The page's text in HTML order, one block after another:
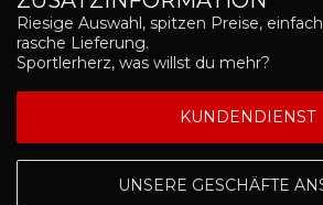
Riesige Auswahl, spitzen Preise,
rasche Lieferung.
Sportlerherz, was willst du mehr?
KUNDENDIENST
UNSERE GESCHÄFTE